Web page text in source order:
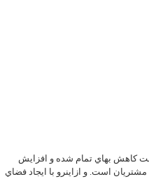
كاهش بهاي تمام شده و افزايش
است. و ازاينرو با ايجاد فضاي